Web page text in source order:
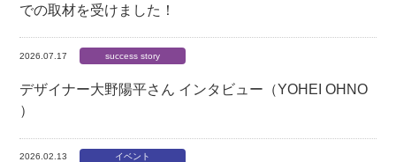
での取材を受けました！
2026.07.17 success story
デザイナー大野陽平さん インタビュー（YOHEI OHNO
）
2026.02.13 イベント